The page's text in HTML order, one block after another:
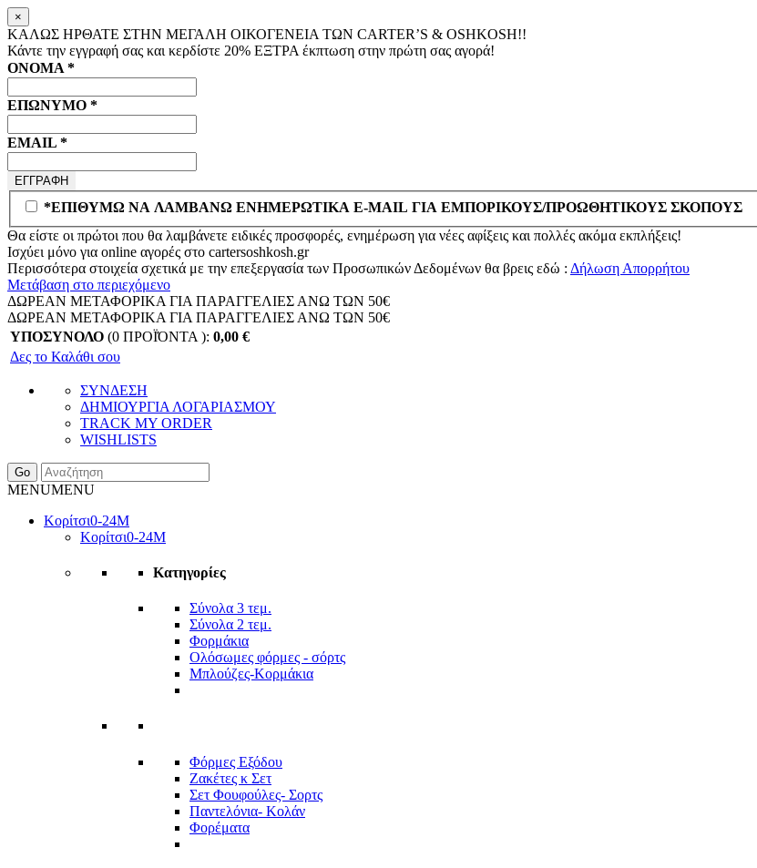
×
ΚΑΛΩΣ ΗΡΘΑΤΕ ΣΤΗΝ ΜΕΓΑΛΗ ΟΙΚΟΓΕΝΕΙΑ ΤΩΝ CARTER’S & OSHKOSH!!
Κάντε την εγγραφή σας και κερδίστε 20% ΕΞΤΡΑ έκπτωση στην πρώτη σας αγορά!
ΟΝΟΜΑ *
ΕΠΩΝΥΜΟ *
EMAIL *
*ΕΠΙΘΥΜΩ ΝΑ ΛΑΜΒΑΝΩ ΕΝΗΜΕΡΩΤΙΚΑ E-MAIL ΓΙΑ ΕΜΠΟΡΙΚΟΥΣ/ΠΡΟΩΘΗΤΙΚΟΥΣ ΣΚΟΠΟΥΣ
Θα είστε οι πρώτοι που θα λαμβάνετε ειδικές προσφορές, ενημέρωση για νέες αφίξεις και πολλές ακόμα εκπλήξεις!
Ισχύει μόνο για online αγορές στο cartersoshkosh.gr
Περισσότερα στοιχεία σχετικά με την επεξεργασία των Προσωπικών Δεδομένων θα βρεις εδώ : Δήλωση Απορρήτου
Μετάβαση στο περιεχόμενο
ΔΩΡΕΑΝ ΜΕΤΑΦΟΡΙΚΑ ΓΙΑ ΠΑΡΑΓΓΕΛΙΕΣ ΑΝΩ ΤΩΝ 50€
ΔΩΡΕΑΝ ΜΕΤΑΦΟΡΙΚΑ ΓΙΑ ΠΑΡΑΓΓΕΛΙΕΣ ΑΝΩ ΤΩΝ 50€
ΥΠΟΣΥΝΟΛΟ (0 ΠΡΟΪΌΝΤΑ ): 0,00 €
Δες το Καλάθι σου
ΣΥΝΔΕΣΗ
ΔΗΜΙΟΥΡΓΙΑ ΛΟΓΑΡΙΑΣΜΟΥ
TRACK MY ORDER
WISHLISTS
Go
MENUMENU
Κορίτσι0-24Μ
Κορίτσι0-24Μ
Κατηγορίες
Σύνολα 3 τεμ.
Σύνολα 2 τεμ.
Φορμάκια
Ολόσωμες φόρμες - σόρτς
Μπλούζες-Κορμάκια
Φόρμες Εξόδου
Ζακέτες κ Σετ
Σετ Φουφούλες- Σορτς
Παντελόνια- Κολάν
Φορέματα